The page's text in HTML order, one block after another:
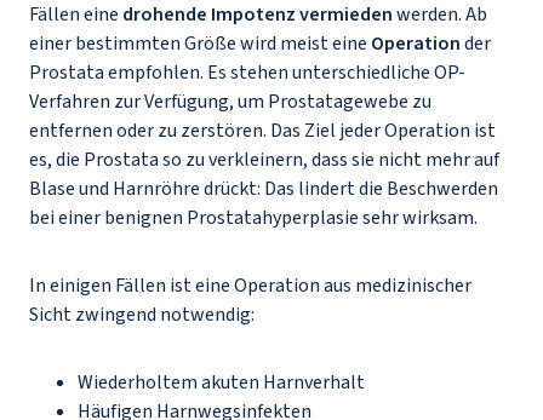
Fällen eine drohende Impotenz vermiedenwerden. Ab
einer bestimmten Größe wird meist eine Operationder
Prostata empfohlen. Es stehen unterschiedliche OP-
Verfahren zur Verfügung, um Prostatagewebe zu
entfernen oder zu zerstören. Das Ziel jeder Operation ist
es, die Prostata so zu verkleinern, dass sie nicht mehr auf
Blase und Harnröhre drückt: Das lindert die Beschwerden
bei einer benignen Prostatahyperplasie sehr wirksam.
In einigen Fällen ist eine Operation aus medizinischer
Sicht zwingend notwendig:
Wiederholtem akuten Harnverhalt
Häufigen Harnwegsinfekten